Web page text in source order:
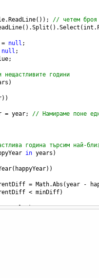
. ReadLine()); // четем броя
().Split ().Select ( int .
= null ;
null ;
;
години
)
))
= year; // Намираме поне
година търсим най-
in years )
( happyYear))
= Math.Abs (year -
< minDiff)
= year;